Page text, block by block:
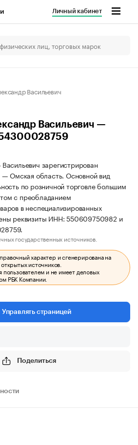
Личный кабинет
Васильевич
Васильевич —
зарегистрирован
Омская область. Основной вид
по розничной торговле большим
с преобладанием
в неспециализированных
реквизиты ИНН: 550609750982 и
государственных источников.
характер и сгенерирована на
источников.
пользователем и не имеет деловых
РБК Компании.
Управлять страницей
Поделиться